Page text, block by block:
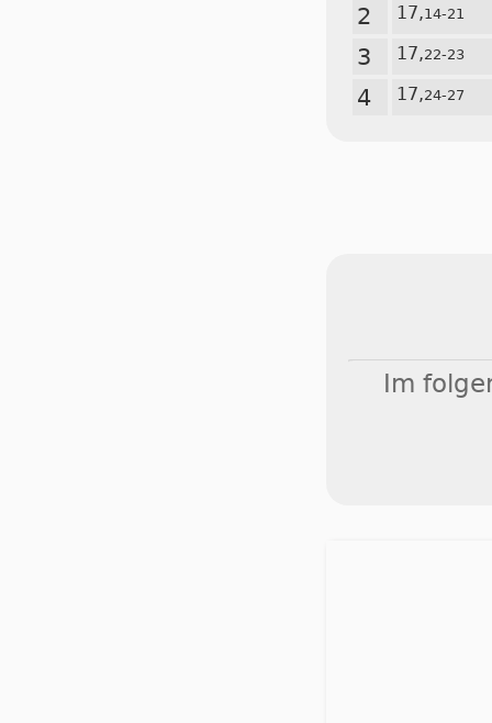
2 17,14-21
3 17,22-23
4 17,24-27
Im